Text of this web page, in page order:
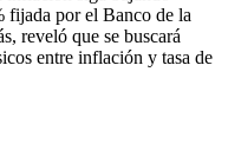
fijada por el Banco de la
reveló que se buscará
entre inflación y tasa de